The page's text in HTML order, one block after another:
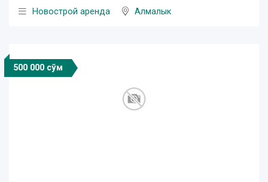
Новострой аренда
Алмалык
500 000 сўм